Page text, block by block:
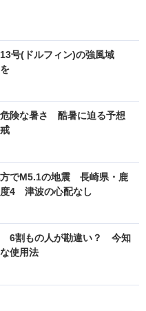
号(ドルフィン)の強風域
険な暑さ 酷暑に迫る予想
でM5.1の地震 長崎県・鹿
度4 津波の心配なし
6割もの人が勘違い？ 今知
使用法